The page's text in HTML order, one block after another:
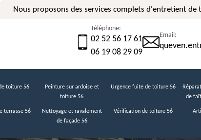
Nous proposons des services complets d'entretient de
Téléphone:
02 52 56 17 61
06 19 08 29 09
Email:
toiture 56
Peinture sur ardoise et
toiture 56
Urgence fuite de toiture 56
de
terrasse 56
Nettoyage et ravalement
de façade 56
Vérification de toiture 56